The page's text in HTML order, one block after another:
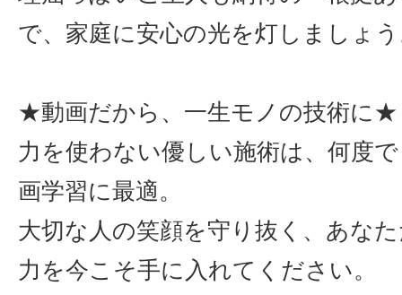
で、家庭に安心の光を灯しましょ
★動画だから、一生モノの技術に★
力を使わない優しい施術は、何度
画学習に最適。
大切な人の笑顔を守り抜く、あな
力を今こそ手に入れてください。